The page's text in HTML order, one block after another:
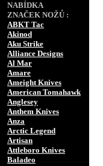
NABÍDKA
ZNAČEK NOŽŮ :
ABKT Tac
Akinod
Aku Strike
Alliance Designs
Al Mar
Amare
Ameight Knives
American Tomahawk
Anglesey
Anthem Knives
Anza
Arctic Legend
Artisan
Attleboro Knives
Baladeo